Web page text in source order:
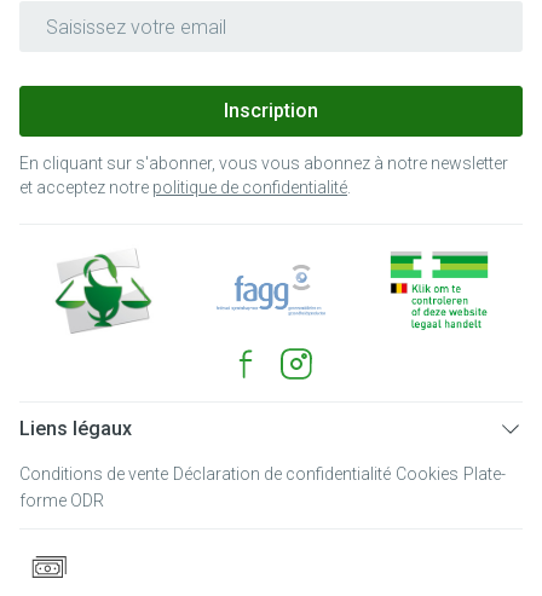
Inscription
En cliquant sur s'abonner, vous vous abonnez à notre newsletter
et acceptez notre politique de confidentialité
Liens légaux
Conditions de vente Déclaration de confidentialité Cookies Plate-
forme ODR